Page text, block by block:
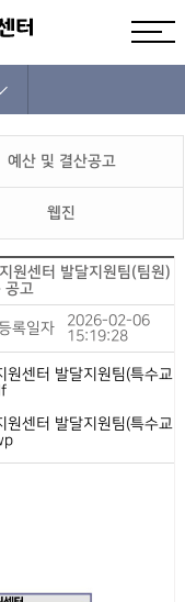
예산 및 결산공고
웹진
원센터 발달지원팀(팀원)
공고
록일자
2026-02-06
15:19:28
센터 발달지원팀(특수교
센터 발달지원팀(특수교